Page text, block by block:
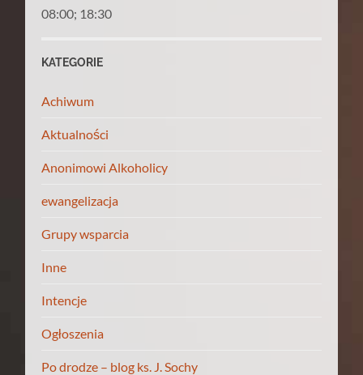
08:00; 18:30
KATEGORIE
Achiwum
Aktualności
Anonimowi Alkoholicy
ewangelizacja
Grupy wsparcia
Inne
Intencje
Ogłoszenia
Po drodze – blog ks. J. Sochy